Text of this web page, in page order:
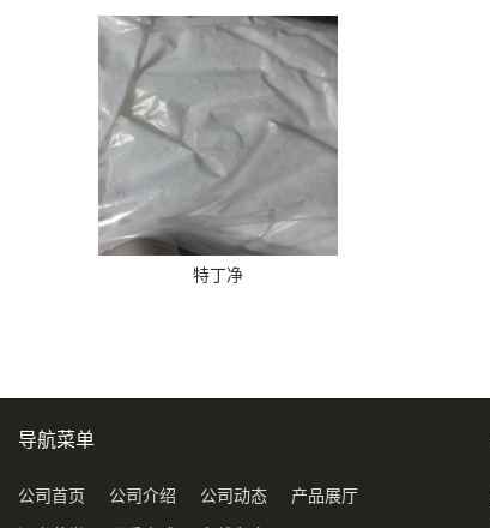
特丁净
导航菜单
公司首页 公司介绍 公司动态 产品展厅